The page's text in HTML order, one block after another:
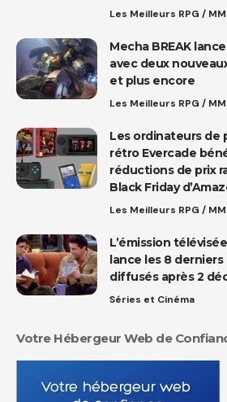
Les Meilleurs RPG /
Mecha BREAK
avec deux
et plus encore
Les Meilleurs RPG /
Les ordinateurs de
rétro Evercade
réductions de prix
Black Friday
Les Meilleurs RPG /
L’émission
lance les 8
diffusés après 2
Séries et Cinéma
Votre Hébergeur Web de